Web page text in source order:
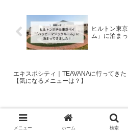
ヒルトン東
ム」に泊ま
エキスポシティ｜TEAVANAに行ってきた
【気になるメニューは？】
メニュー ホーム 検索